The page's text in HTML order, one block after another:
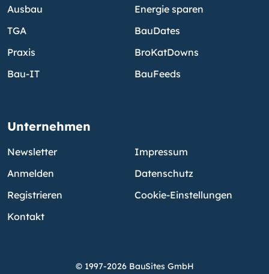
Ausbau
TGA
Praxis
Bau-IT
Energie sparen
BauDates
BroKatDowns
BauFeeds
Unternehmen
Newsletter
Anmelden
Registrieren
Kontakt
Impressum
Datenschutz
Cookie-Einstellungen
© 1997-2026 BauSites GmbH